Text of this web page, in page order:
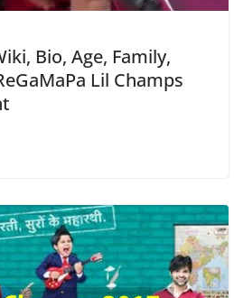
Bio, Age, Family,
Lil Champs